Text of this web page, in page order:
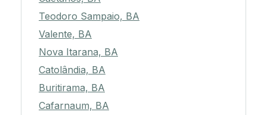
Teodoro Sampaio, BA
Valente, BA
Nova Itarana, BA
Catolândia, BA
Buritirama, BA
Cafarnaum, BA